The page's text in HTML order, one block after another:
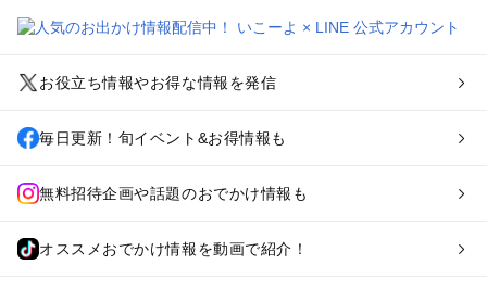
お役立ち情報やお得な情報を発信
毎日更新！旬イベント&お得情報も
無料招待企画や話題のおでかけ情報も
オススメおでかけ情報を動画で紹介！